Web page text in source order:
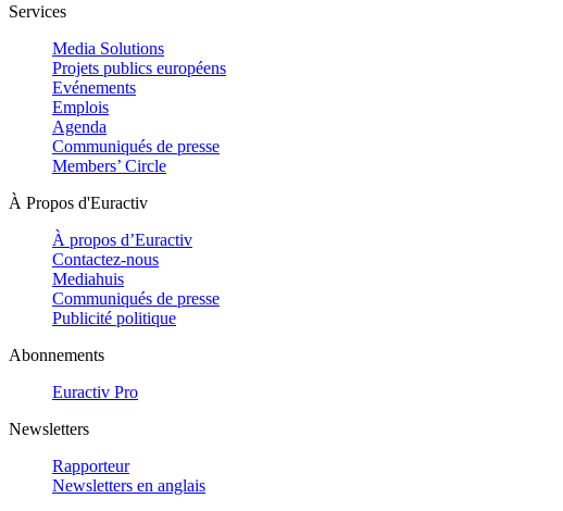
Services
Media Solutions
Projets publics européens
Evénements
Emplois
Agenda
Communiqués de presse
Members’ Circle
À Propos d'Euractiv
À propos d’Euractiv
Contactez-nous
Mediahuis
Communiqués de presse
Publicité politique
Abonnements
Euractiv Pro
Newsletters
Rapporteur
Newsletters en anglais